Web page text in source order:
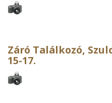
Záró Találkozó,
15-17.